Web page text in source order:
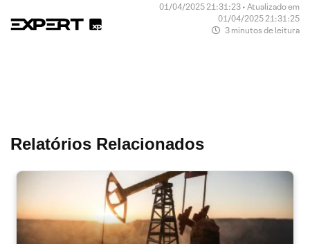
01/04/2025 21:31:23 • Atualizado em
01/04/2025 21:31:25
3 minutos de leitura
Relatórios Relacionados